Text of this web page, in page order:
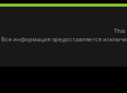
This
Вся информация предоставляется